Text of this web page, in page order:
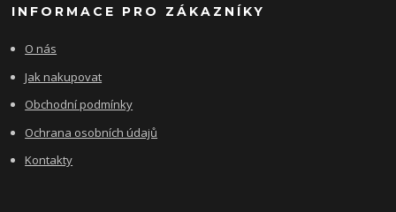
INFORMACE PRO ZÁKAZNÍKY
O nás
Jak nakupovat
Obchodní podmínky
Ochrana osobních údajů
Kontakty